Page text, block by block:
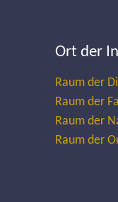
Ort der
Raum der
Raum der
Raum der
Raum der